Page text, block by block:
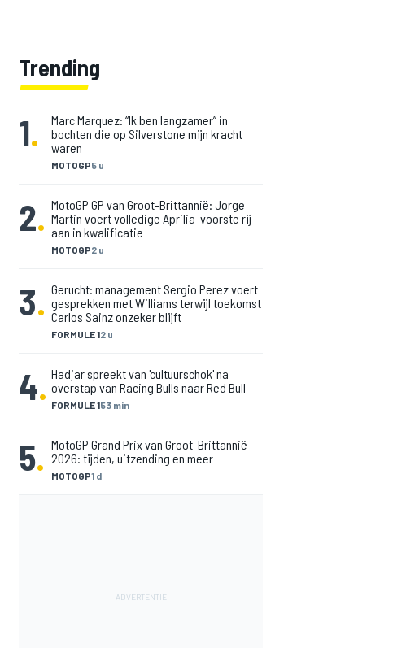
Trending
1.
MOTOGP5 u
Marc Marquez: “Ik ben langzamer” in
bochten die op Silverstone mijn kracht
waren
2.
MOTOGP2 u
MotoGP GP van Groot-Brittannië: Jorge
Martin voert volledige Aprilia-voorste rij
aan in kwalificatie
3.
FORMULE 12 u
Gerucht: management Sergio Perez voert
gesprekken met Williams terwijl toekomst
Carlos Sainz onzeker blijft
4. FORMULE 153 min
Hadjar spreekt van 'cultuurschok' na
overstap van Racing Bulls naar Red Bull
5. MOTOGP1 d
MotoGP Grand Prix van Groot-Brittannië
2026: tijden, uitzending en meer